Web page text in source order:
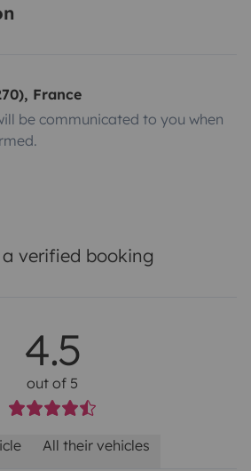
France
be communicated to you when
verified booking
4.5
out of 5
All their vehicles